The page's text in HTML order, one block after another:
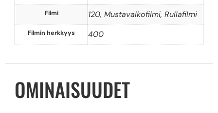
Filmi 120, Mustavalkofilmi, Rullafilmi
Filmin herkkyys 400
OMINAISUUDET